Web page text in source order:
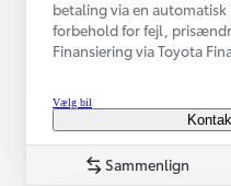
betaling via en
forbehold for fejl,
Finansiering via Toyota
Vælg bil
Sammenlign